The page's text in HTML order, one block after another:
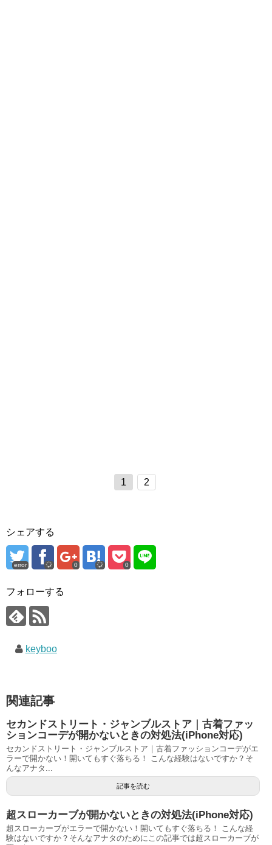
1 2
シェアする
error 0 0
フォローする
keyboo
関連記事
セカンドストリート・ジャンブルストア｜古着ファッ
ションコーデが開かないときの対処法(iPhone対応)
セカンドストリート・ジャンブルストア｜古着ファッションコーデがエ
ラーで開かない！開いてもすぐ落ちる！ こんな経験はないですか？そ
んなアナタ...
記事を読む
超スローカーブが開かないときの対処法(iPhone対応)
超スローカーブがエラーで開かない！開いてもすぐ落ちる！ こんな経
験はないですか？そんなアナタのためにこの記事では超スローカーブが